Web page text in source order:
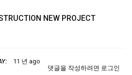
new project
Google
project
Pinterest
project
LinkedIn
NEW PROJECT
11 년 ago
댓글을 작성하려면 로그인